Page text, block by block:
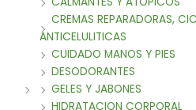
CREMAS REPARADORAS,
ANTICELULITICAS
CUIDADO MANOS Y PIES
DESODORANTES
GELES Y JABONES
HIDRATACION CORPORAL